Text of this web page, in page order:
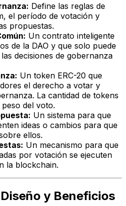
Define las reglas de
el período de votación y
propuestas.
Un contrato inteligente
de la DAO y que solo puede
decisiones de gobernanza
Un token ERC-20 que
el derecho a votar y
La cantidad de tokens
del voto.
Un sistema para que
ideas o cambios para que
ellos.
Un mecanismo para que
por votación se ejecuten
la blockchain.
y Beneficios